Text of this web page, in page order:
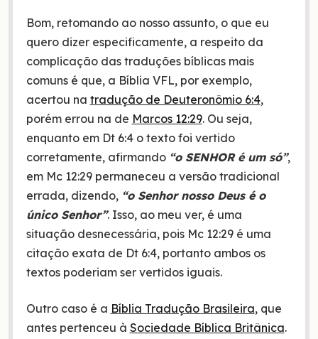
Bom, retomando ao nosso assunto, o que eu
quero dizer especificamente, a respeito da
complicação das traduções bíblicas mais
comuns é que, a Bíblia VFL, por exemplo,
acertou na tradução de Deuteronômio 6:4,
porém errou na de Marcos 12:29. Ou seja,
enquanto em Dt 6:4 o texto foi vertido
corretamente, afirmando “o SENHOR é um só”,
em Mc 12:29 permaneceu a versão tradicional
errada, dizendo, “o Senhor nosso Deus é o
único Senhor”. Isso, ao meu ver, é uma
situação desnecessária, pois Mc 12:29 é uma
citação exata de Dt 6:4, portanto ambos os
textos poderiam ser vertidos iguais.
Outro caso é a Bíblia Tradução Brasileira, que
antes pertenceu à Sociedade Bíblica Britânica.